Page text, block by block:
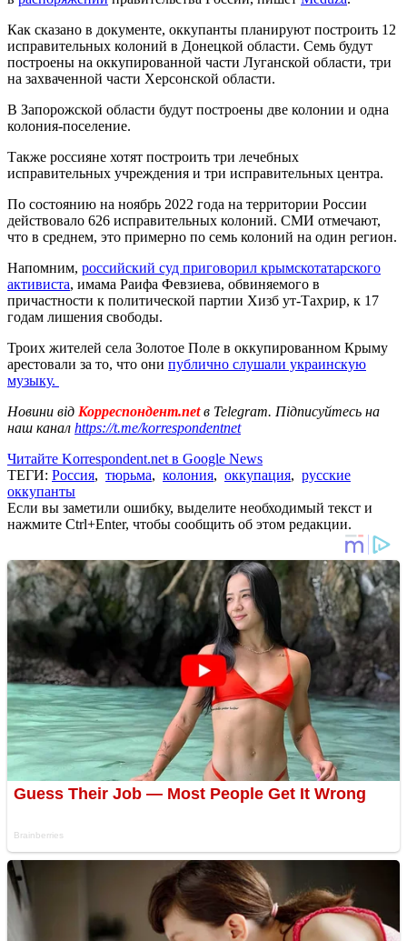
Как сказано в документе, оккупанты планируют построить 12
исправительных колоний в Донецкой области. Семь будут
построены на оккупированной части Луганской области, три
на захваченной части Херсонской области.
В Запорожской области будут построены две колонии и одна
колония-поселение.
Также россияне хотят построить три лечебных
исправительных учреждения и три исправительных центра.
По состоянию на ноябрь 2022 года на территории России
действовало 626 исправительных колоний. СМИ отмечают,
что в среднем, это примерно по семь колоний на один регион.
Напомним, российский суд приговорил крымскотатарского
активиста, имама Раифа Февзиева, обвиняемого в
причастности к политической партии Хизб ут-Тахрир, к 17
годам лишения свободы.
Троих жителей села Золотое Поле в оккупированном Крыму
арестовали за то, что они публично слушали украинскую
музыку.
Новини від Корреспондент.netв Telegram. Підписуйтесь на
наш канал https://t.me/korrespondentnet
Читайте Korrespondent.net в Google News
ТЕГИ: Россия, тюрьма, колония, оккупация, русские
оккупанты
Если вы заметили ошибку, выделите необходимый текст и
нажмите Ctrl+Enter, чтобы сообщить об этом редакции.